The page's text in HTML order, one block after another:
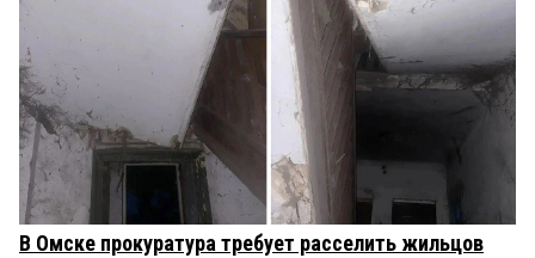
В Омске прокуратура требует расселить жильцов